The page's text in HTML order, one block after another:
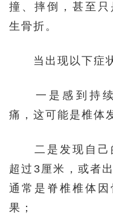
撞、摔倒，甚至
生骨折。
当出现以下症状
一是感到持续
痛，这可能是椎体
二是发现自己
超过3厘米，或者
通常是脊椎椎体
果；